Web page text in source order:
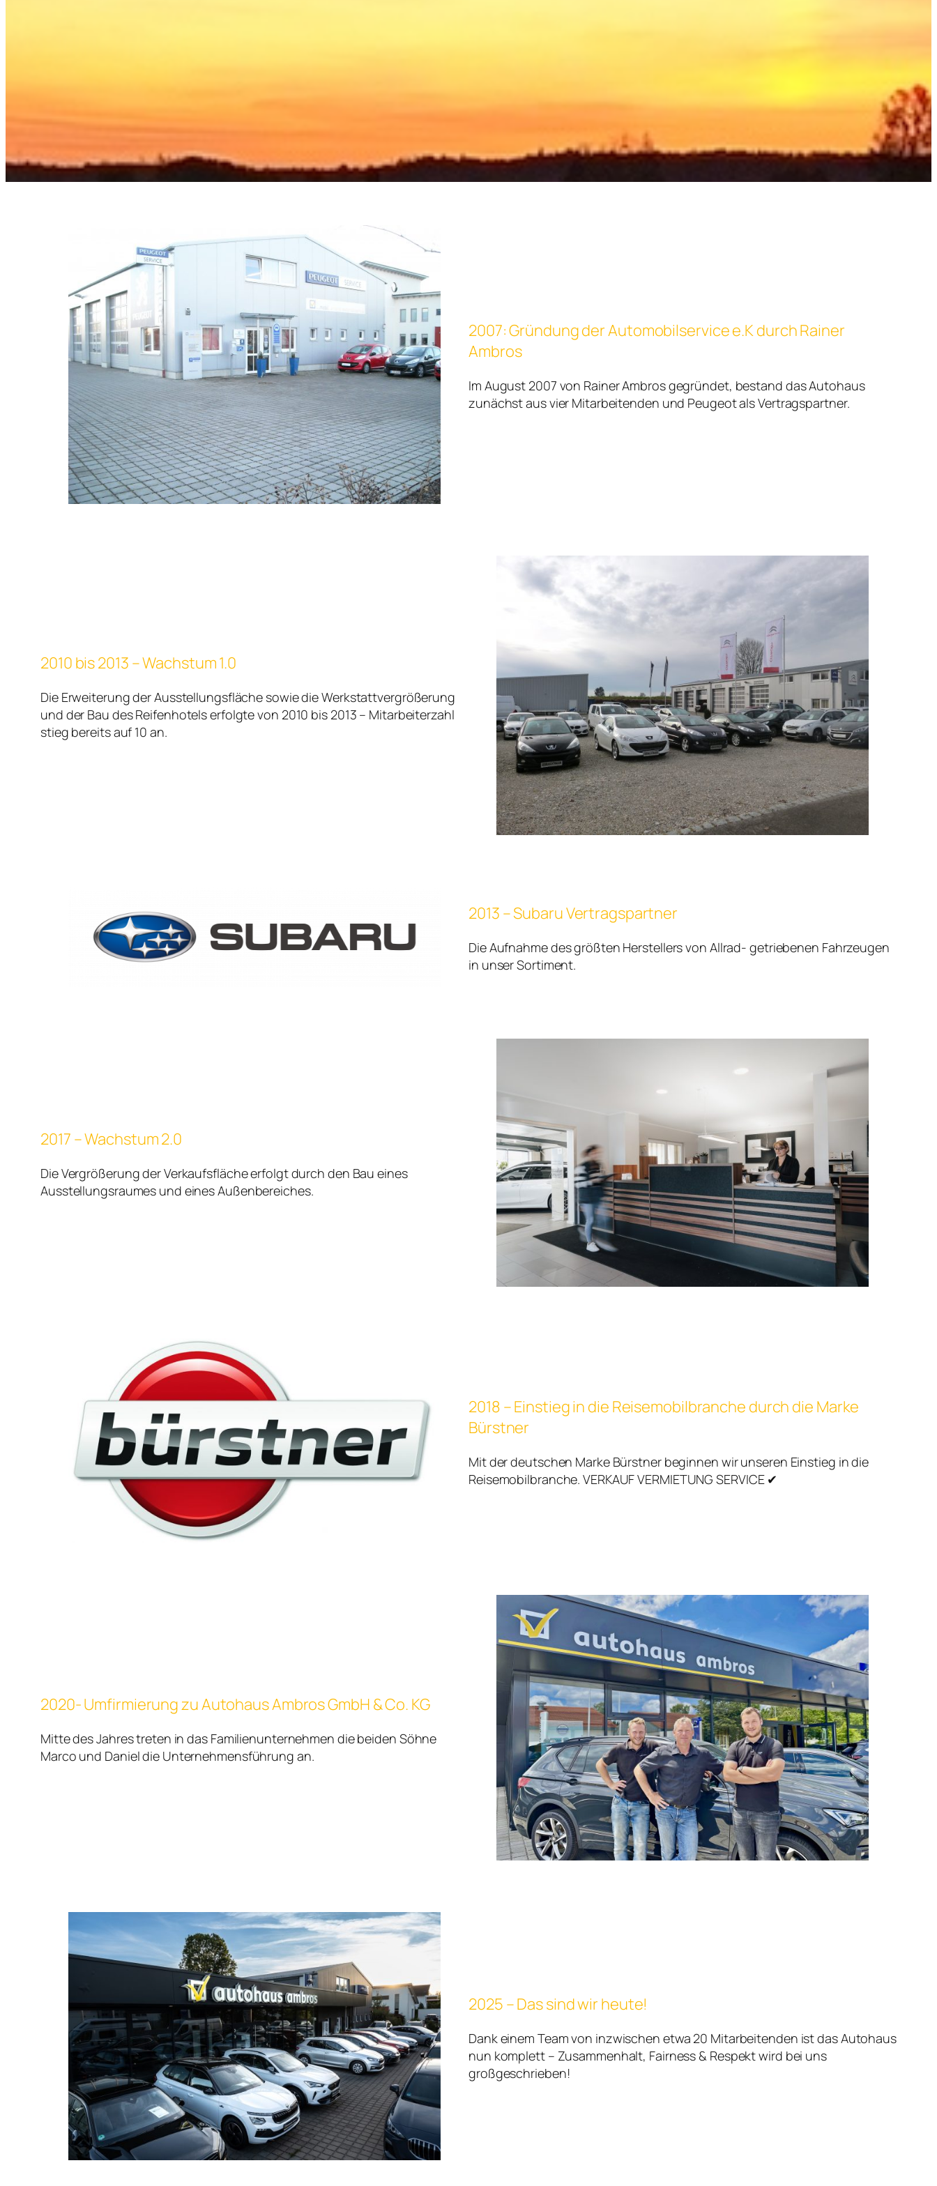
2007: Gründung der Automobilservice e.K durch Rainer
Ambros
Im August 2007 von Rainer Ambros gegründet, bestand das Autohaus
zunächst aus vier Mitarbeitenden und Peugeot als Vertragspartner.
2010 bis 2013 – Wachstum 1.0
Die Erweiterung der Ausstellungsfläche sowie die Werkstattvergrößerung
und der Bau des Reifenhotels erfolgte von 2010 bis 2013 – Mitarbeiterzahl
stieg bereits auf 10 an.
2013 – Subaru Vertragspartner
Die Aufnahme des größten Herstellers von Allrad- getriebenen Fahrzeugen
in unser Sortiment.
2017 – Wachstum 2.0
Die Vergrößerung der Verkaufsfläche erfolgt durch den Bau eines
Ausstellungsraumes und eines Außenbereiches.
2018 – Einstieg in die Reisemobilbranche durch die Marke
Bürstner
Mit der deutschen Marke Bürstner beginnen wir unseren Einstieg in die
Reisemobilbranche. VERKAUF VERMIETUNG SERVICE ✔
2020- Umfirmierung zu Autohaus Ambros GmbH & Co. KG
Mitte des Jahres treten in das Familienunternehmen die beiden Söhne
Marco und Daniel die Unternehmensführung an.
2025 – Das sind wir heute!
Dank einem Team von inzwischen etwa 20 Mitarbeitenden ist das Autohaus
nun komplett – Zusammenhalt, Fairness & Respekt wird bei uns
großgeschrieben!